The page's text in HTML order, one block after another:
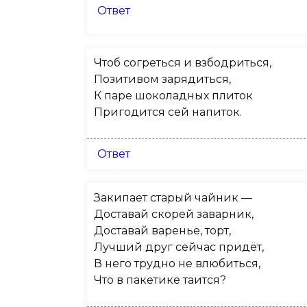
Ответ
Чтоб согреться и взбодриться,
Позитивом зарядиться,
К паре шоколадных плиток
Пригодится сей напиток.
Ответ
Закипает старый чайник —
Доставай скорей заварник,
Доставай варенье, торт,
Лучший друг сейчас придёт,
В него трудно не влюбиться,
Что в пакетике таится?